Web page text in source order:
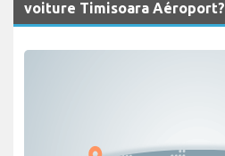
voiture Timisoara Aéroport?